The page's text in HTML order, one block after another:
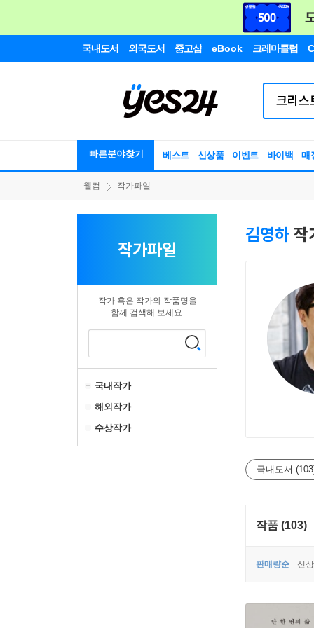
국내도서 외국도서 중고샵 eBook 크레마클럽
빠른분야찾기 베스트 신상품 이벤트 바이백 매
웰컴 작가파일
작가파일
작가 혹은 작가와 작품명을
함께 검색해 보세요.
국내작가
해외작가
수상작가
김영하 작
국내도서
작품 (103)
판매량순 신